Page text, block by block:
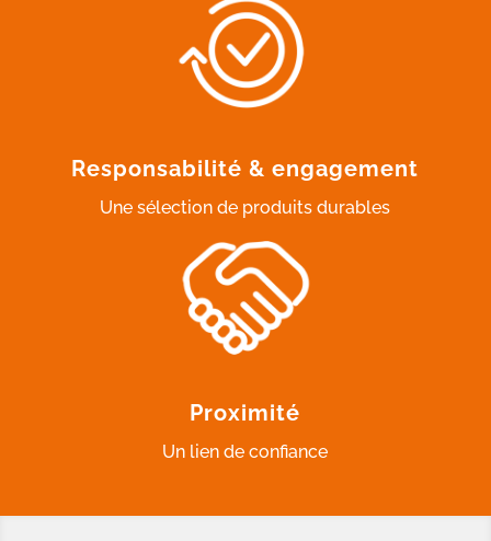
Responsabilité & engagement
Une sélection de produits durables
Proximité
Un lien de confiance